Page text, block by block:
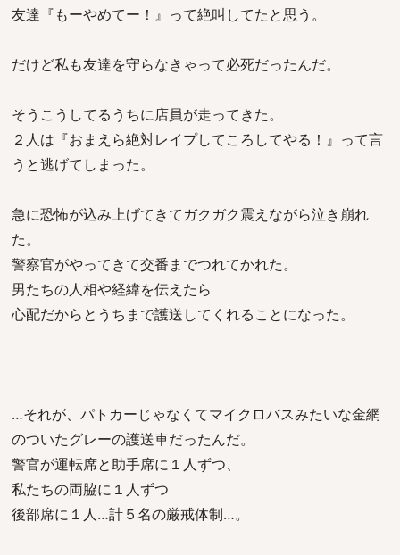
友達『もーやめてー！』って絶叫してたと思う。
だけど私も友達を守らなきゃって必死だったんだ。
そうこうしてるうちに店員が走ってきた。
２人は『おまえら絶対レイプしてころしてやる！』って言
うと逃げてしまった。
急に恐怖が込み上げてきてガクガク震えながら泣き崩れ
た。
警察官がやってきて交番までつれてかれた。
男たちの人相や経緯を伝えたら
心配だからとうちまで護送してくれることになった。
…それが、パトカーじゃなくてマイクロバスみたいな金網
のついたグレーの護送車だったんだ。
警官が運転席と助手席に１人ずつ、
私たちの両脇に１人ずつ
後部席に１人…計５名の厳戒体制…。